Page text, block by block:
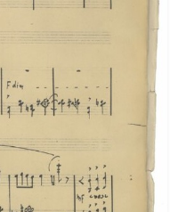
003-Sc-021-134-Les
MTH-003-Sc-021-135-Les
003-Sc-021-136-
003-Sc-022-137-
003-Sc-022-138-Σχέδια
003-Sc-023-139-
003-Sc-023-140-
003-Sc-023-141-
003-Sc-024-142-
MTH-003-Sc-024-143-